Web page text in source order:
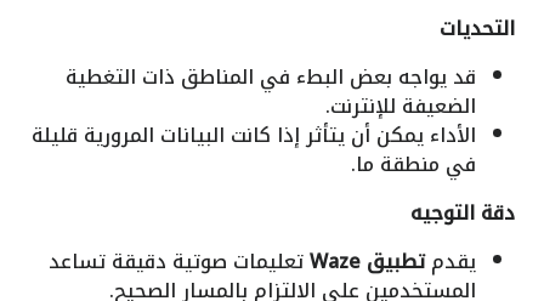
التحديات
قد يواجه بعض البطء في المناطق ذات التغطية
الضعيفة للإنترنت.
الأداء يمكن أن يتأثر إذا كانت البيانات المرورية قليلة
في منطقة ما.
دقة التوجيه
يقدمتطبيق Waze تعليمات صوتية دقيقة تساعد
المستخدمين على الالتزام بالمسار الصحيح.